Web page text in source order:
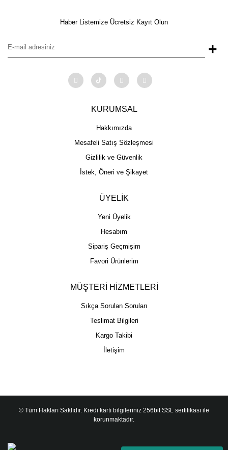
Haber Listemize Ücretsiz Kayıt Olun
+
KURUMSAL
Hakkımızda
Mesafeli Satış Sözleşmesi
Gizlilik ve Güvenlik
İstek, Öneri ve Şikayet
ÜYELİK
Yeni Üyelik
Hesabım
Sipariş Geçmişim
Favori Ürünlerim
MÜŞTERİ HİZMETLERİ
Sıkça Sorulan Soruları
Teslimat Bilgileri
Kargo Takibi
İletişim
© Tüm Hakları Saklıdır. Kredi kartı bilgileriniz 256bit SSL sertifikası ile
korunmaktadır.